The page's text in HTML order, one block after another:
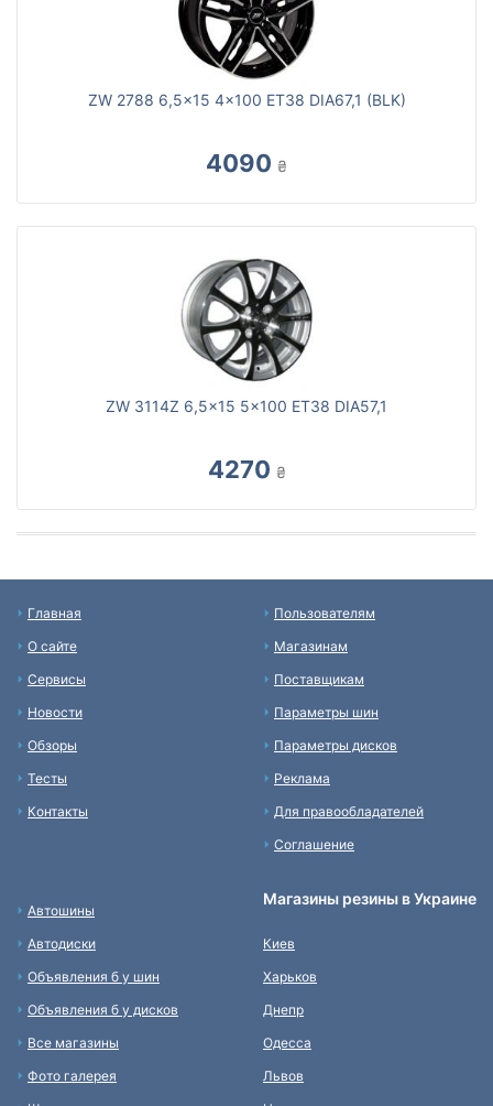
ZW 2788 6,5x15 4x100 ET38 DIA67,1 (BLK)
4090 ₴
ZW 3114Z 6,5x15 5x100 ET38 DIA57,1
4270 ₴
Главная
О сайте
Сервисы
Новости
Обзоры
Тесты
Контакты
Пользователям
Магазинам
Поставщикам
Параметры шин
Параметры дисков
Реклама
Для правообладателей
Соглашение
Автошины
Автодиски
Объявления б у шин
Объявления б у дисков
Все магазины
Фото галерея
Магазины резины в Украине
Киев
Харьков
Днепр
Одесса
Львов